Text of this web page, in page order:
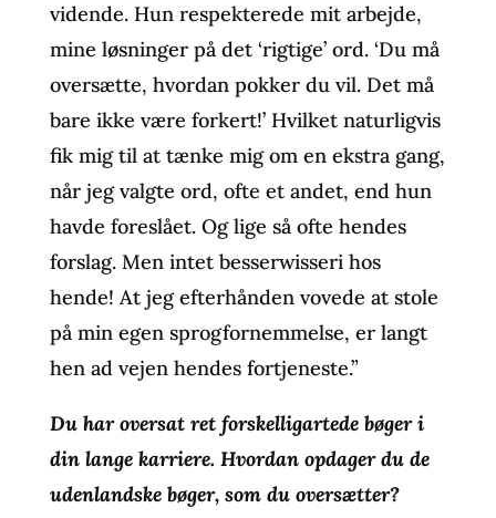
vidende. Hun respekterede mit arbejde,
mine løsninger på det ‘rigtige’ ord. ‘Du må
oversætte, hvordan pokker du vil. Det må
bare ikke være forkert!’ Hvilket naturligvis
fik mig til at tænke mig om en ekstra gang,
når jeg valgte ord, ofte et andet, end hun
havde foreslået. Og lige så ofte hendes
forslag. Men intet besserwisseri hos
hende! At jeg efterhånden vovede at stole
på min egen sprogfornemmelse, er langt
hen ad vejen hendes fortjeneste.”
Du har oversat ret forskelligartede bøger i
din lange karriere. Hvordan opdager du de
udenlandske bøger, som du oversætter?